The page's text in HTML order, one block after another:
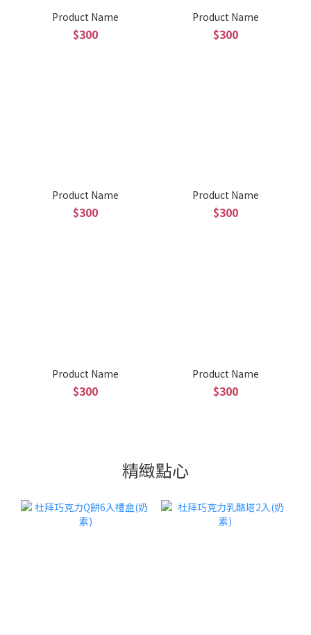
Product Name
$300
Product Name
$300
Product Name
$300
Product Name
$300
Product Name
$300
Product Name
$300
精緻點心